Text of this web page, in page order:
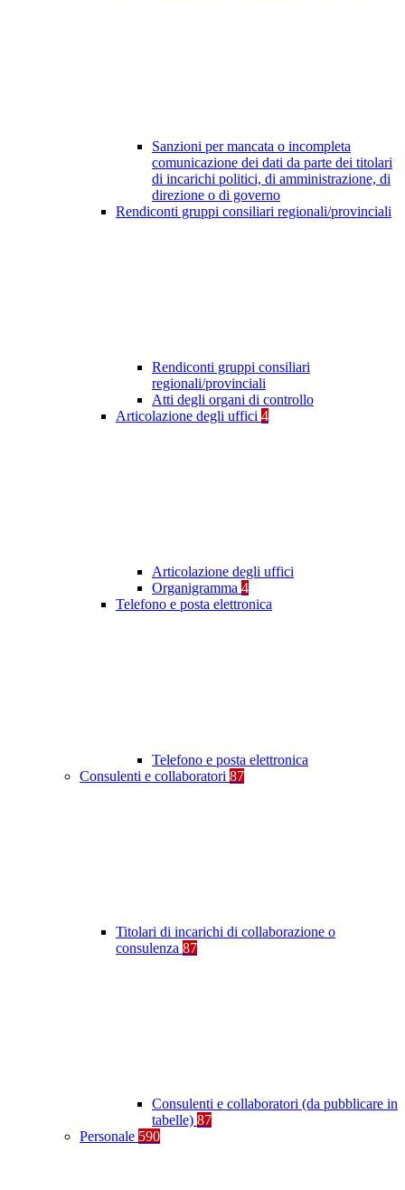
Sanzioni per mancata o incompleta
comunicazione dei dati da parte dei titolari
di incarichi politici, di amministrazione, di
direzione o di governo
Rendiconti gruppi consiliari regionali/provinciali
Rendiconti gruppi consiliari
regionali/provinciali
Atti degli organi di controllo
Articolazione degli uffici 4
Articolazione degli uffici
Organigramma 4
Telefono e posta elettronica
Telefono e posta elettronica
Consulenti e collaboratori 87
Titolari di incarichi di collaborazione o
consulenza 87
Consulenti e collaboratori (da pubblicare in
tabelle) 87
Personale 590